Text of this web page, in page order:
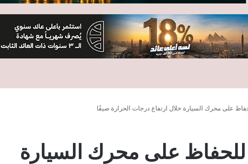
على محرك السيارة خلال ارتفاع درجات الحرارة صيفًا
على محرك السيارة